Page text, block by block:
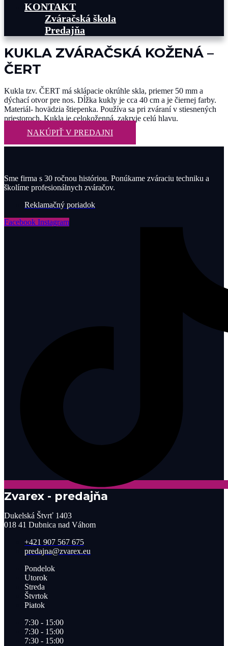
KONTAKT
Zváračská škola
Predajňa
KUKLA ZVÁRAČSKÁ KOŽENÁ –
ČERT
Kukla tzv. ČERT má sklápacie okrúhle skla, priemer 50 mm a
dýchací otvor pre nos. Dĺžka kukly je cca 40 cm a je čiernej farby.
Materiál- hovädzia štiepenka. Používa sa pri zváraní v stiesnených
priestoroch. Kukla je celokoženná, zakryje celú hlavu.
NAKÚPIŤ V PREDAJNI
Sme firma s 30 ročnou históriou. Ponúkame zváraciu techniku a
školíme profesionálnych zváračov.
Reklamačný poriadok
Facebook Instagram
Zvarex - predajňa
Dukelská Štvrť 1403
018 41 Dubnica nad Váhom
+421 907 567 675
predajna@zvarex.eu
Pondelok
Utorok
Streda
Štvrtok
Piatok
7:30 - 15:00
7:30 - 15:00
7:30 - 15:00